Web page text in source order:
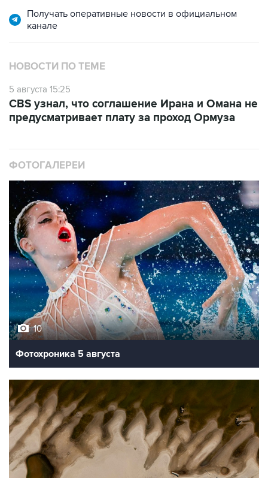
Получать оперативные новости в официальном
канале
НОВОСТИ ПО ТЕМЕ
5 августа 15:25
CBS узнал, что соглашение Ирана и Омана не
предусматривает плату за проход Ормуза
ФОТОГАЛЕРЕИ
10
Фотохроника 5 августа